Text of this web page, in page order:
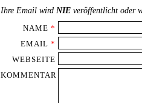
Ihre Email wird NIE veröffentlicht oder
NAME *
EMAIL *
WEBSEITE
KOMMENTAR